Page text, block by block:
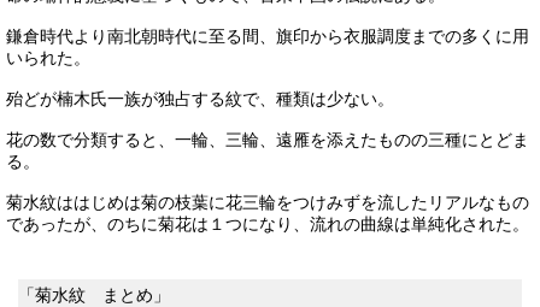
鎌倉時代より南北朝時代に至る間、旗印から衣服調度までの多くに用
いられた。
殆どが楠木氏一族が独占する紋で、種類は少ない。
花の数で分類すると、一輪、三輪、遠雁を添えたものの三種にとどま
る。
菊水紋ははじめは菊の枝葉に花三輪をつけみずを流したリアルなもの
であったが、のちに菊花は１つになり、流れの曲線は単純化された。
「菊水紋 まとめ」